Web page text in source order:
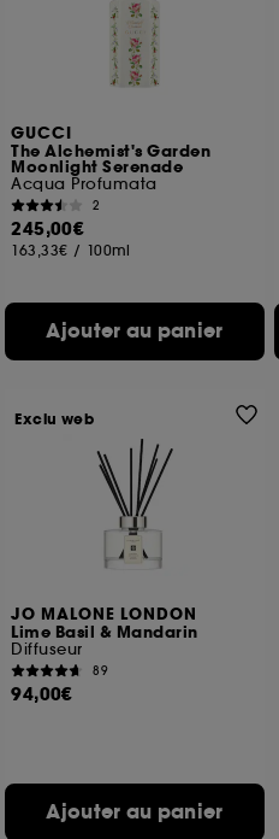
GUCCI
The Alchemist's Garden
Moonlight Serenade
Acqua Profumata
2
245,00€
163,33€ / 100ml
Ajouter au panier
JO MALONE LONDON
Lime Basil & Mandarin
Diffuseur
89
94,00€
Ajouter au panier
Exclu web